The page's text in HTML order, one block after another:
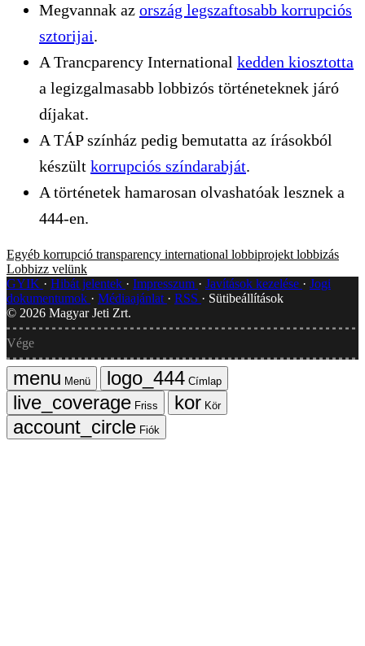
Megvannak az ország legszaftosabb korrupciós
sztorijai.
A Trancparency International kedden kiosztotta
a legizgalmasabb lobbizós történeteknek járó
díjakat.
A TÁP színház pedig bemutatta az írásokból
készült korrupciós színdarabját.
A történetek hamarosan olvashatóak lesznek a
444-en.
Egyéb korrupció transparency international lobbiprojekt lobbizás
Lobbizz velünk
GYIK
Hibát jelentek Impresszum Javítások kezelése
Jogi
dokumentumok
Médiaajánlat RSS
Sütibeállítások
© 2026 Magyar Jeti Zrt.
Vége
Menü
Címlap
Friss
Kör
Fiók